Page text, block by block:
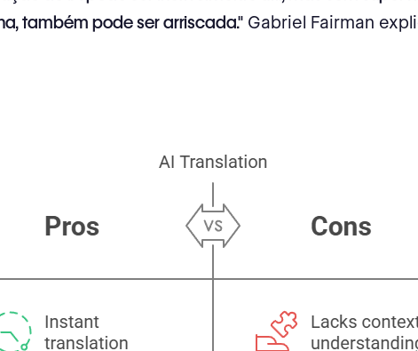
também pode ser arriscada." Gabriel Fairman